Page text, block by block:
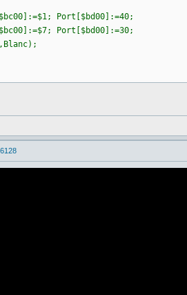
Port[$bd00]:=40;
Port[$bd00]:=30;